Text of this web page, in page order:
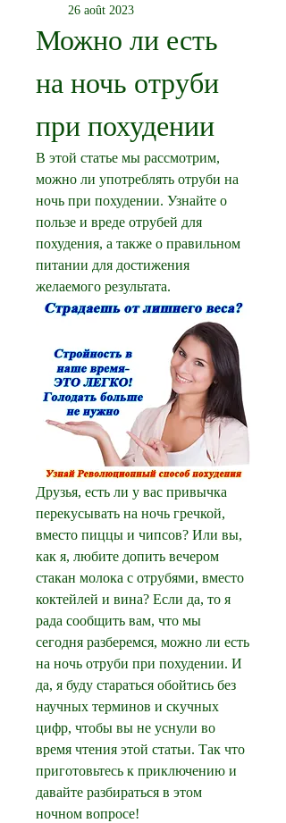
26 août 2023
Можно ли есть
на ночь отруби
при похудении
В этой статье мы рассмотрим,
можно ли употреблять отруби на
ночь при похудении. Узнайте о
пользе и вреде отрубей для
похудения, а также о правильном
питании для достижения
желаемого результата.
Друзья, есть ли у вас привычка
перекусывать на ночь гречкой,
вместо пиццы и чипсов? Или вы,
как я, любите допить вечером
стакан молока с отрубями, вместо
коктейлей и вина? Если да, то я
рада сообщить вам, что мы
сегодня разберемся, можно ли есть
на ночь отруби при похудении. И
да, я буду стараться обойтись без
научных терминов и скучных
цифр, чтобы вы не уснули во
время чтения этой статьи. Так что
приготовьтесь к приключению и
давайте разбираться в этом
ночном вопросе!